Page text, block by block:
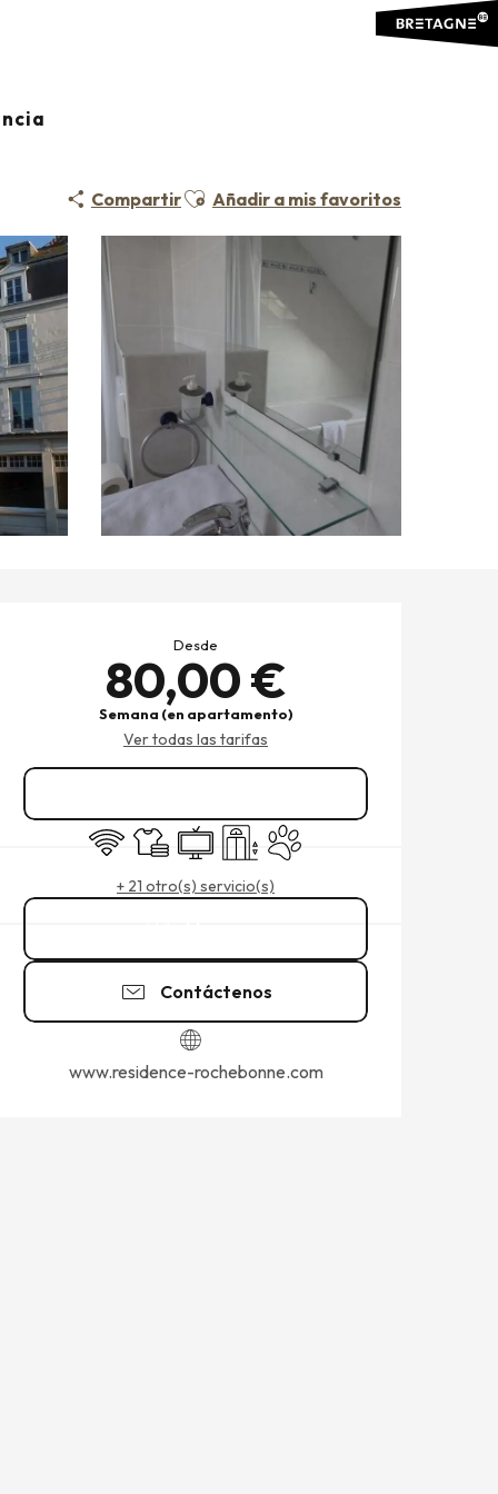
CompartirAjouter aux favoris
Añadir a mis favoritos
Y DATOS DE
Desde
80,00 €
Semana (en apartamento)
Ver todas las tarifas
Wifi
Sábanas y ropa de cama
TelevisiónAscensorSe aceptan animales
+ 21 otro(s) servicio(s)
Contáctenos
www.residence-rochebonne.com